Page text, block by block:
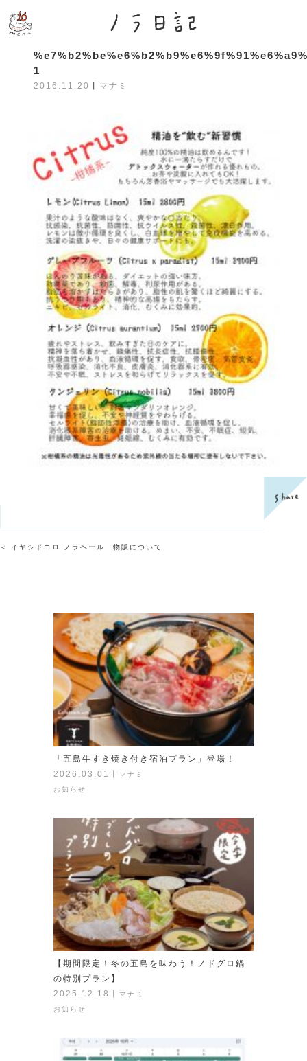
1
2016.11.20 マナミ
＜ イヤシドコロ ノラヘール 物販について
「五島牛すき焼き付き宿泊プラン」登場！
2026.03.01
マナミ
お知らせ
【期間限定！冬の五島を味わう！ノドグロ鍋
の特別プラン】
2025.12.18
マナミ
お知らせ